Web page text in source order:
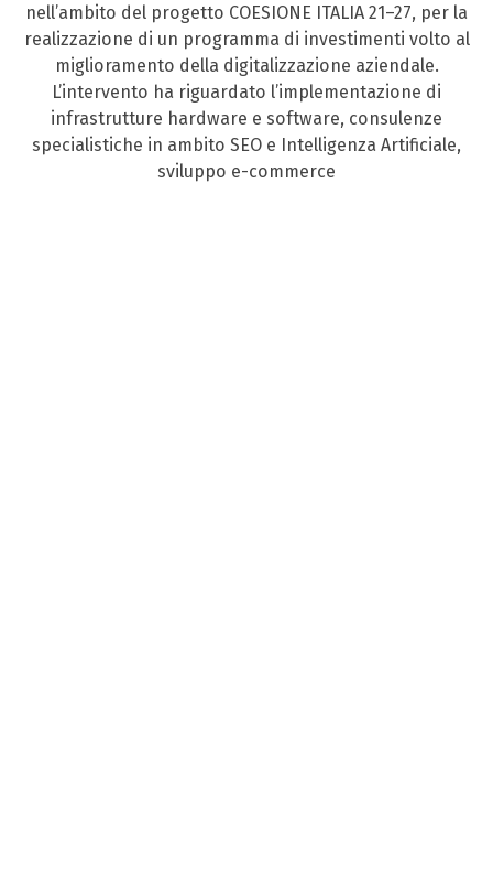
nell’ambito del progetto COESIONE ITALIA 21–27, per la
realizzazione di un programma di investimenti volto al
miglioramento della digitalizzazione aziendale.
L’intervento ha riguardato l’implementazione di
infrastrutture hardware e software, consulenze
specialistiche in ambito SEO e Intelligenza Artificiale,
sviluppo e-commerce